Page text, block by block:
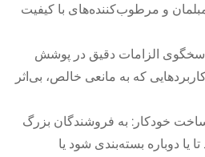
و مرطوب‌کننده‌های با کیفیت
الزامات دقیق در پوشش
که به مانعی خالص، بی‌اثر
خودکار: به فروشندگان بزرگ
دوباره بسته‌بندی شود یا